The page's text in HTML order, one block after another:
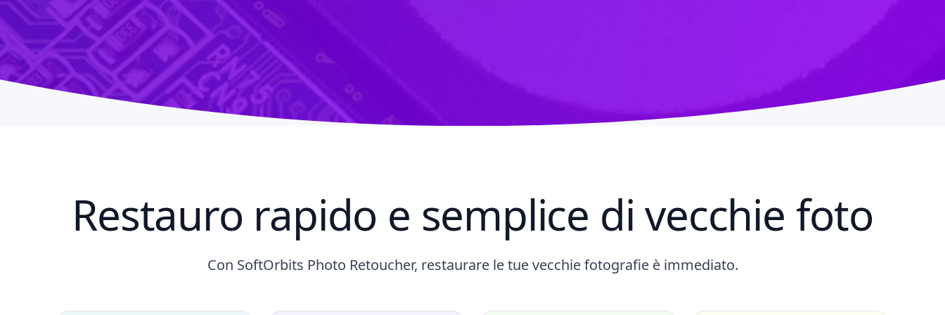
Restauro rapido e semplice di vecchie foto
Con SoftOrbits Photo Retoucher, restaurare le tue vecchie fotografie è immediato.